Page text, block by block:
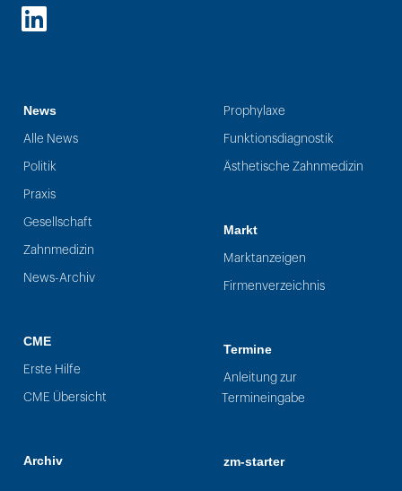
LinkedIn
News
Alle News
Politik
Praxis
Gesellschaft
Zahnmedizin
News-Archiv
CME
Erste Hilfe
CME Übersicht
Archiv
Prophylaxe
Funktionsdiagnostik
Ästhetische Zahnmedizin
Markt
Marktanzeigen
Firmenverzeichnis
Termine
Anleitung zur
Termineingabe
zm-starter